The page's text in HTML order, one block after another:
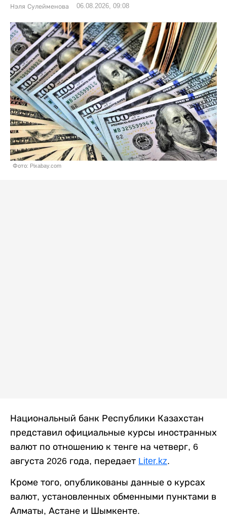
Нэля Сулейменова 06.08.2026, 09:08
Фото: Pixabay.com
Национальный банк Республики Казахстан
представил официальные курсы иностранных
валют по отношению к тенге на четверг, 6
августа 2026 года, передает Liter.kz.
Кроме того, опубликованы данные о курсах
валют, установленных обменными пунктами в
Алматы, Астане и Шымкенте.